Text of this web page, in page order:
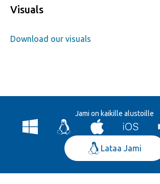
Visuals
Download our visuals
Jami on kaikille alustoille
Lataa Jami